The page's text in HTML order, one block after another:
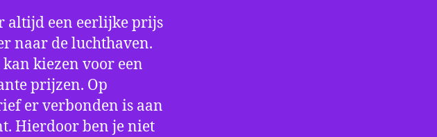
altijd een eerlijke prijs
naar de luchthaven.
kiezen voor een
prijzen. Op
er verbonden is aan
Hierdoor ben je niet